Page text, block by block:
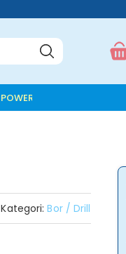
POWER TOOLS
Kategori:Bor / Drill